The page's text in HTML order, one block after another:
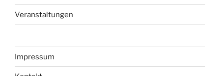
Veranstaltungen
Impressum